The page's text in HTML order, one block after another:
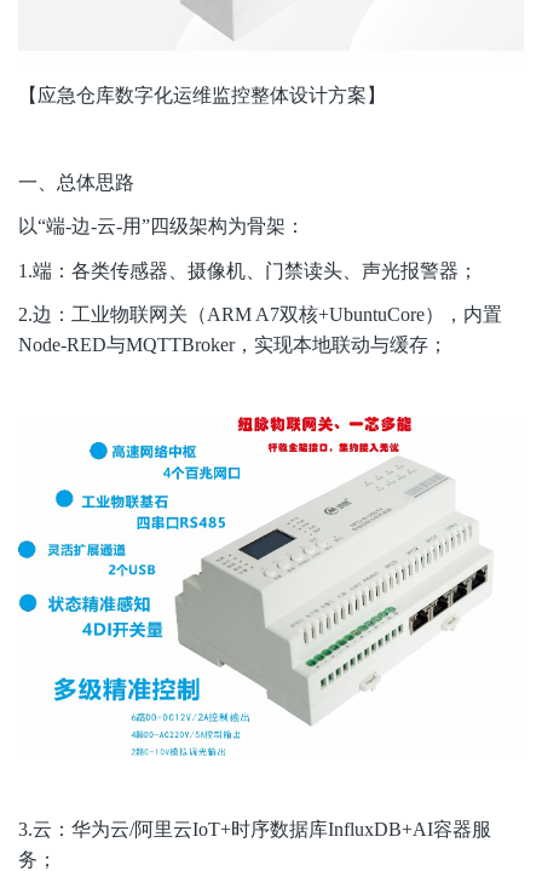
【应急仓库数字化运维监控整体设计方案】
一、总体思路
以“端-边-云-用”四级架构为骨架：
1.端：各类传感器、摄像机、门禁读头、声光报警器；
2.边：工业物联网关（ARM A7双核+UbuntuCore），内置
Node-RED与MQTTBroker，实现本地联动与缓存；
3.云：华为云/阿里云IoT+时序数据库InfluxDB+AI容器服
务；